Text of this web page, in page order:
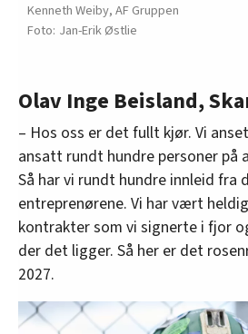
Kenneth Weiby, AF Gruppen
Jan-Erik Østlie
Olav Inge Beisland,
– Hos oss er det fullt kjør. Vi
ansatt rundt hundre personer på
Så har vi rundt hundre innleid fra
entreprenørene. Vi har vært
kontrakter som vi signerte i fjor
der det ligger. Så her er det
2027.